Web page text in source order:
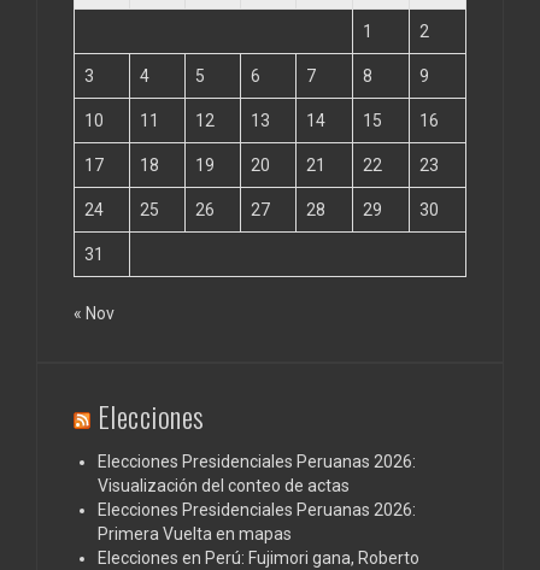
1 2
3 4 5 6 7 8 9
10 11 12 13 14 15 16
17 18 19 20 21 22 23
24 25 26 27 28 29 30
31
« Nov
Elecciones
Elecciones Presidenciales Peruanas 2026:
Visualización del conteo de actas
Elecciones Presidenciales Peruanas 2026:
Primera Vuelta en mapas
Elecciones en Perú: Fujimori gana, Roberto